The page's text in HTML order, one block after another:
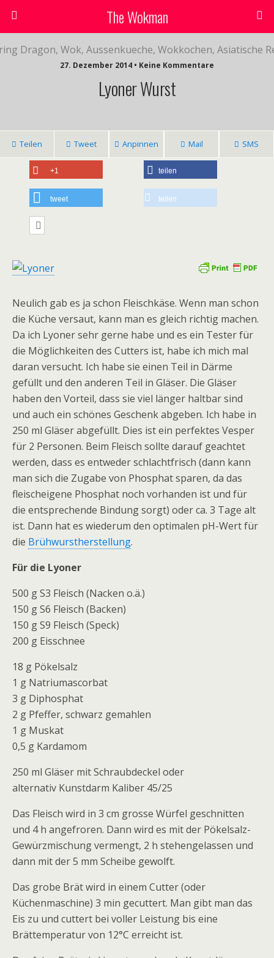
The Wokman
27. Dezember 2014 • Keine Kommentare
Lyoner Wurst
Teilen Tweet Anpinnen Mail SMS
+1 teilen
tweet teilen
Neulich gab es ja schon Fleischkäse. Wenn man schon
die Küche versaut, kann man es gleich richtig machen.
Da ich Lyoner sehr gerne habe und es ein Tester für
die Möglichkeiten des Cutters ist, habe ich mich mal
daran versucht. Ich habe sie einen Teil in Därme
gefüllt und den anderen Teil in Gläser. Die Gläser
haben den Vorteil, dass sie viel länger haltbar sind
und auch ein schönes Geschenk abgeben. Ich habe in
250 ml Gläser abgefüllt. Dies ist ein perfektes Vesper
für 2 Personen. Beim Fleisch sollte darauf geachtet
werden, dass es entweder schlachtfrisch (dann kann
man sich die Zugabe von Phosphat sparen, da das
fleischeigene Phosphat noch vorhanden ist und für
die entsprechende Bindung sorgt) oder ca. 3 Tage alt
ist. Dann hat es wiederum den optimalen pH-Wert für
die Brühwurstherstellung.
Für die Lyoner
500 g S3 Fleisch (Nacken o.ä.)
150 g S6 Fleisch (Backen)
150 g S9 Fleisch (Speck)
200 g Eisschnee
18 g Pökelsalz
1 g Natriumascorbat
3 g Diphosphat
2 g Pfeffer, schwarz gemahlen
1 g Muskat
0,5 g Kardamom
250 ml Gläser mit Schraubdeckel oder
alternativ Kunstdarm Kaliber 45/25
Das Fleisch wird in 3 cm grosse Würfel geschnitten
und 4 h angefroren. Dann wird es mit der Pökelsalz-
Gewürzmischung vermengt, 2 h stehengelassen und
dann mit der 5 mm Scheibe gewolft.
Das grobe Brät wird in einem Cutter (oder
Küchenmaschine) 3 min gecuttert. Man gibt man das
Eis zu und cuttert bei voller Leistung bis eine
Brättemperatur von 12°C erreicht ist.